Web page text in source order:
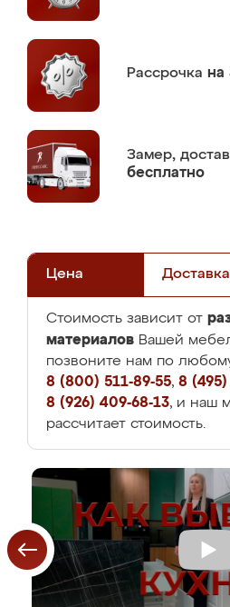
Рассрочка на
Замер,
бесплатно
Цена Доставка
Стоимость зависит от
материалов Вашей
позвоните нам по
8 (800) 511-89-55, 8 (495)
8 (926) 409-68-13, и наш
рассчитает стоимость.